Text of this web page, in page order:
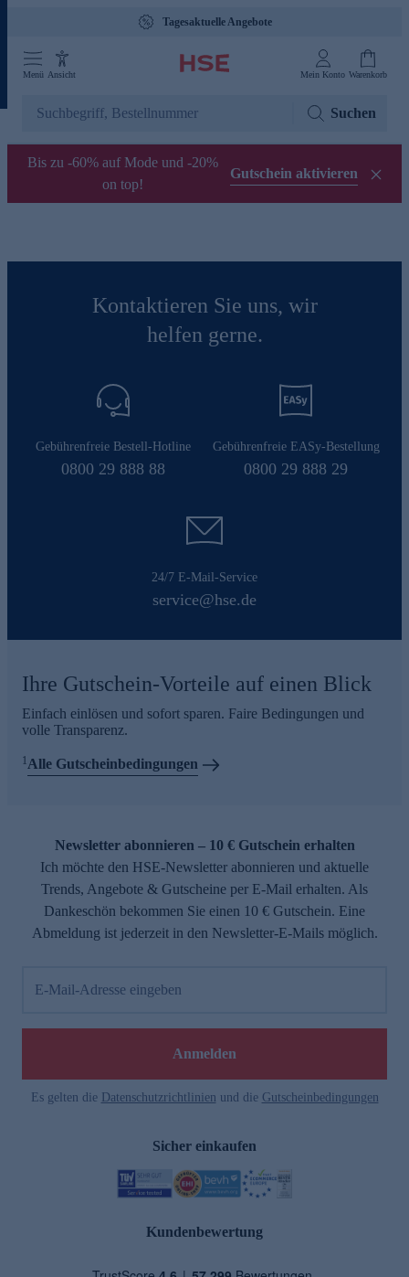
Tagesaktuelle Angebote
Menü Ansicht Mein Konto Warenkorb
Suchen
Bis zu -60% auf Mode und -20%
on top!
Gutschein aktivieren
Kontaktieren Sie uns, wir
helfen gerne.
Gebührenfreie Bestell-Hotline
0800 29 888 88
Gebührenfreie EASy-Bestellung
0800 29 888 29
24/7 E-Mail-Service
service@hse.de
Ihre Gutschein-Vorteile auf einen Blick
Einfach einlösen und sofort sparen. Faire Bedingungen und
volle Transparenz.
1Alle Gutscheinbedingungen
Newsletter abonnieren – 10 € Gutschein erhalten
Ich möchte den HSE-Newsletter abonnieren und aktuelle
Trends, Angebote & Gutscheine per E-Mail erhalten. Als
Dankeschön bekommen Sie einen 10 € Gutschein. Eine
Abmeldung ist jederzeit in den Newsletter-E-Mails möglich.
E-Mail-Adresse eingeben
Anmelden
Es gelten die Datenschutzrichtlinien und die Gutscheinbedingungen
Sicher einkaufen
Kundenbewertung